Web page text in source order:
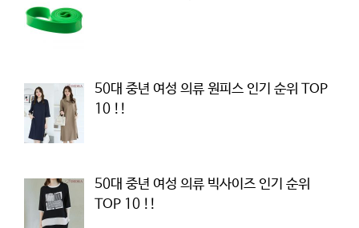
50대 중년 여성 의류 원피스 인기 순위 TOP
10 !!
50대 중년 여성 의류 빅사이즈 인기 순위
TOP 10 !!